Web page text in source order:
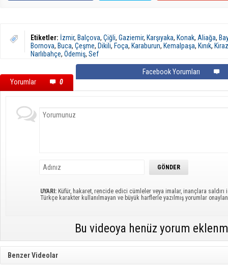
Etiketler: İzmir, Balçova, Çiğli, Gaziemir, Karşıyaka, Konak, Aliağa,
Bornova, Buca, Çeşme, Dikili, Foça, Karaburun, Kemalpaşa, Kınık, Kiraz
Narlıbahçe, Ödemiş, Sef
Yorumlar 0
Facebook Yorumları
UYARI: Küfür, hakaret, rencide edici cümleler veya imalar, inançlara saldırı
Türkçe karakter kullanılmayan ve büyük harflerle yazılmış yorumlar
Bu videoya henüz yorum
Benzer Videolar